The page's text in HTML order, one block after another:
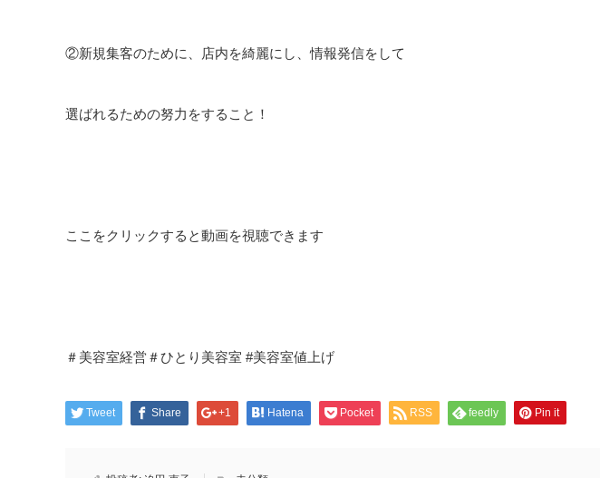
②新規集客のために、店内を綺麗にし、情報発信をして
選ばれるための努力をすること！
ここをクリックすると動画を視聴できます
＃美容室経営＃ひとり美容室 #美容室値上げ
Tweet Share +1 Hatena Pocket RSS feedly Pin it